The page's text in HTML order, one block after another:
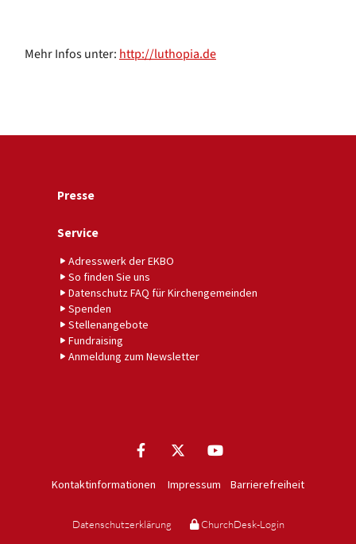
Mehr Infos unter: http://luthopia.de
Presse
Service
Adresswerk der EKBO
So finden Sie uns
Datenschutz FAQ für Kirchengemeinden
Spenden
Stellenangebote
Fundraising
Anmeldung zum Newsletter
Kontaktinformationen Impressum Barrierefreiheit
Datenschutzerklärung ChurchDesk-Login